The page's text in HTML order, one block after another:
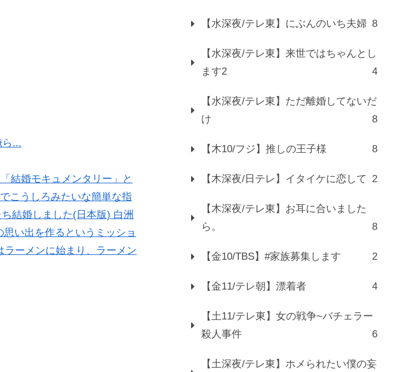
ら...
結婚モキュメンタリー」と
こうしろみたいな簡単な指
結婚しました(日本版) 白洲
い出を作るというミッショ
ーメンに始まり、ラーメン
【水深夜/テレ東】にぶんのいち夫婦 8
【水深夜/テレ東】来世ではちゃんとし
ます2
4
【水深夜/テレ東】ただ離婚してないだ
け
8
【木10/フジ】推しの王子様 8
【木深夜/日テレ】イタイケに恋して 2
【木深夜/テレ東】お耳に合いました
ら。
8
【金10/TBS】#家族募集します 2
【金11/テレ朝】漂着者 4
【土11/テレ東】女の戦争~バチェラー
殺人事件
6
【土深夜/テレ東】ホメられたい僕の妄